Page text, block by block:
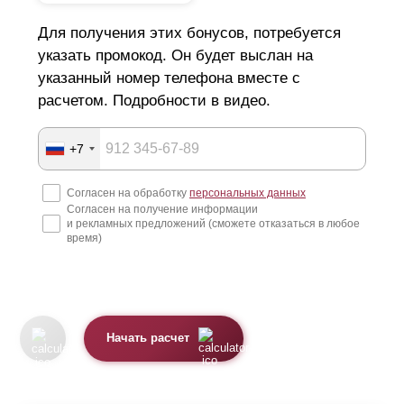
Для получения этих бонусов, потребуется
указать промокод. Он будет выслан на
указанный номер телефона вместе с
расчетом. Подробности в видео.
+7
Согласен на обработку персональных данных
Согласен на получение информации
и рекламных предложений (сможете отказаться в любое
время)
Начать расчет